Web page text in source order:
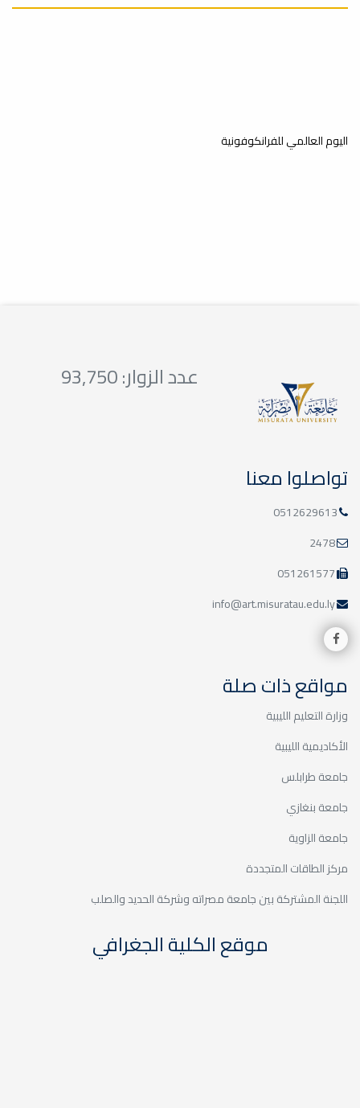
مايو كلية الآثار والسياحة بجامعة
المرقب
20
مارس
16
مارس
ورشة عمل حول نظام
11
مارس
مارس
ورشة عمل حول نظام
تحويل الوحدات الدراسية
اليوم العالمي للفرانكوفونية
عدد الزوار: 93,750
تواصلوا معنا
0512629613
2478
051261577
info@art.misuratau.edu.ly
مواقع ذات صلة
وزارة التعليم الليبية
الأكاديمية الليبية
جامعة طرابلس
جامعة بنغازي
جامعة الزاوية
مركز الطاقات المتجددة
اللجنة المشتركة بين جامعة مصراته وشركة الحديد والصلب
موقع الكلية الجغرافي